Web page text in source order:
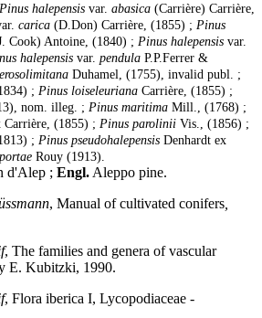
Pinus halepensis var. abasica (Carrière) Carrière,
carica (D.Don) Carrière, (1855) ; Pinus
Cook) Antoine, (1840) ; Pinus halepensis var.
halepensis var. pendula P.P.Ferrer &
Duhamel, (1755), invalid publ. ;
; Pinus loiseleuriana Carrière, (1855) ;
nom. illeg. ; Pinus maritima Mill., (1768) ;
Carrière, (1855) ; Pinus parolinii Vis., (1856) ;
; Pinus pseudohalepensis Denhardt ex
Rouy (1913).
d'Alep ; Engl. Aleppo pine.
, Manual of cultivated conifers
, The families and genera of vascular
E. Kubitzki, 1990.
, Flora iberica I, Lycopodiaceae -